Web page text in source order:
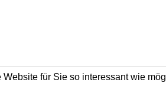
Website für Sie so interessant wie